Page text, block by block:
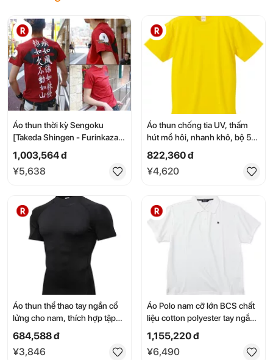
alpha industries jacket
k18 silver angel egg
asics court ff3
makita
salomon sense pro
máy chiếu casio xj-ut
Áo thun thời kỳ Sengoku
[Takeda Shingen - Furinkazan]
Size S, Tay ngắn, 100%
Cotton, Sản xuất tại Nhật Bản,
Màu đỏ tía [Cổ chữ U, Ngộ
1,003,564 đ
¥5,638
Áo thun chống tia UV, thấm
hút mồ hôi, nhanh khô, bộ 5
chiếc, trọng lượng 4.1oz, màu
vàng chanh, cỡ L.
822,360 đ
¥4,620
Áo thun thể thao tay ngắn cổ
lửng cho nam, thích hợp tập
luyện bóng rổ mùa hè, nhanh
khô, co giãn tốt, thấm hút mồ
hôi, thích hợp chạy bộ.
684,588 đ
¥3,846
Áo Polo nam cỡ lớn BCS chất
liệu cotton polyester tay ngắn
màu trắng, size 3L 4L 5L 6L 8L
1,155,220 đ
¥6,490